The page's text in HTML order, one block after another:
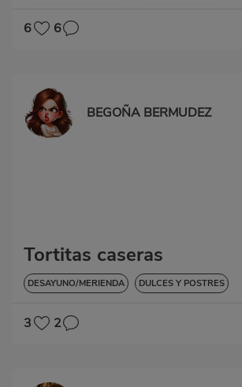
6 6
BEGOÑA BERMUDEZ
Tortitas caseras
DESAYUNO/MERIENDA DULCES Y POSTRES
3 2